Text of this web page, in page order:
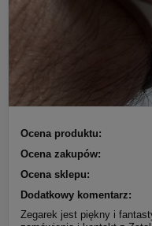
Ocena produktu:
Ocena zakupów:
Ocena sklepu:
Dodatkowy komentarz:
Zegarek jest piękny i